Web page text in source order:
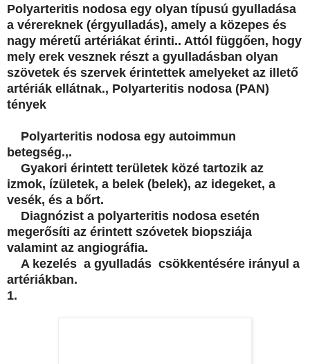
Polyarteritis nodosa egy olyan típusú gyulladása
a vérereknek (érgyulladás), amely a közepes és
nagy méretű artériákat érinti.. Attól függően, hogy
mely erek vesznek részt a gyulladásban olyan
szövetek és szervek érintettek amelyeket az illető
artériák ellátnak., Polyarteritis nodosa (PAN)
tények
Polyarteritis nodosa egy autoimmun
betegség.,.
Gyakori érintett területek közé tartozik az
izmok, ízületek, a belek (belek), az idegeket, a
vesék, és a bőrt.
Diagnózist a polyarteritis nodosa esetén
megerősíti az érintett szóvetek biopsziája
valamint az angiográfia.
A kezelés a gyulladás csökkentésére irányul a
artériákban.
1.